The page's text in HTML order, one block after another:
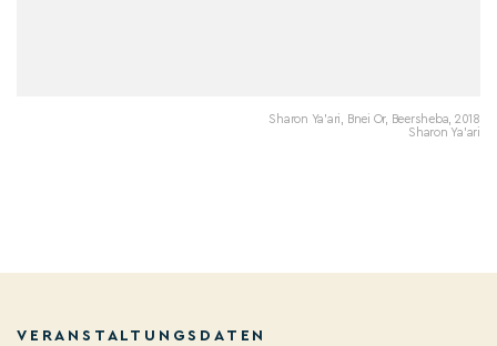
Sharon Ya'ari, Bnei Or, Beersheba, 2018
Sharon Ya'ari
VERANSTALTUNGSDATEN